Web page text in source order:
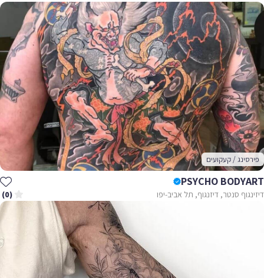
פירסינג / קעקועים
PSYCHO BODYART
דיזינגוף סנטר, דיזנגוף, תל אביב-יפו (0)